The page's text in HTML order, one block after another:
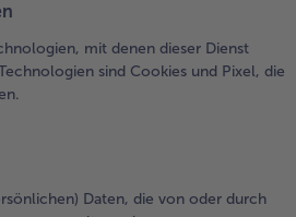
mit denen dieser Dienst
sind Cookies und Pixel, die
Daten, die von oder durch